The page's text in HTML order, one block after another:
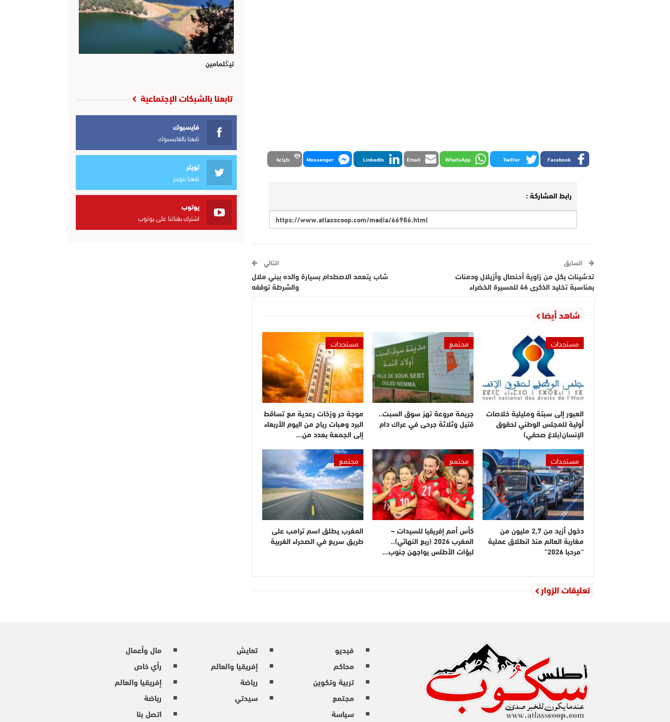
Facebook
Twitter
WhatsApp
Email
LinkedIn
Messenger طباعة
رابط المشاركة :
السابق
تدشينات بكل من زاوية أحنصال وأزيلال ودمنات
بمناسبة تخليد الذكرى 46 للمسيرة الخضراء
التالي
شاب يتعمد الاصطدام بسيارة والده ببني ملال
والشرطة توقفه
شاهد أيضا
مستجدات
العبور إلى سبتة ومليلية خلاصات
أولية للمجلس الوطني لحقوق
الإنسان(بلاغ صحفي)
مجتمع
جريمة مروعة تهز سوق السبت..
قتيل وثلاثة جرحى في عراك دام
مستجدات
موجة حر وزخات رعدية مع تساقط
البرد وهبات رياح من اليوم الأربعاء
إلى الجمعة بعدد من…
مستجدات
دخول أزيد من 2,7 مليون من
مغاربة العالم منذ انطلاق عملية
“مرحبا 2026”
مجتمع
كأس أمم إفريقيا للسيدات –
المغرب 2026 (ربع النهائي)..
لبؤات الأطلس يواجهن جنوب…
مجتمع
المغرب يطلق اسم ترامب على
طريق سريع في الصحراء الغربية
تعليقات الزوار
تيڭلمامين
تابعنا بالشبكات الإجتماعية
فايسبوك
تابعنا بالفايسبوك
تويتر
تابعنا بتويتر
يوتوب
اشترك بقناتنا على يوتوب
فيديو
محاكم
تربية وتكوين
مجتمع
سياسة
تعايش
إفريقيا والعالم
رياضة
سيدتي
مال وأعمال
رأي خاص
إفريقيا والعالم
رياضة
اتصل بنا